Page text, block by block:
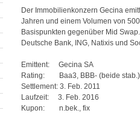
Der Immobilienkonzern Gecina
Jahren und einem Volumen von
Basispunkten gegenüber Mid
Deutsche Bank, ING, Natixis und
Emittent: Gecina SA
Rating: Baa3, BBB- (beide stab.)
Settlement: 3. Feb. 2011
Laufzeit: 3. Feb. 2016
Kupon: n.bek., fix